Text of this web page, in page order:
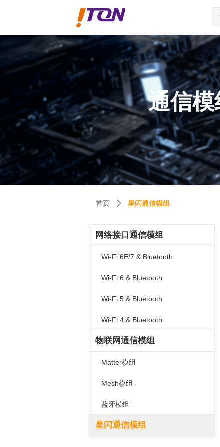
首页 ꄲ 星闪通信模组
网络接口通信模组
Wi-Fi 6E/7 & Bluetooth
Wi-Fi 6 & Bluetooth
Wi-Fi 5 & Bluetooth
Wi-Fi 4 & Bluetooth
物联网通信模组
Matter模组
Mesh模组
蓝牙模组
星闪通信模组
通信模